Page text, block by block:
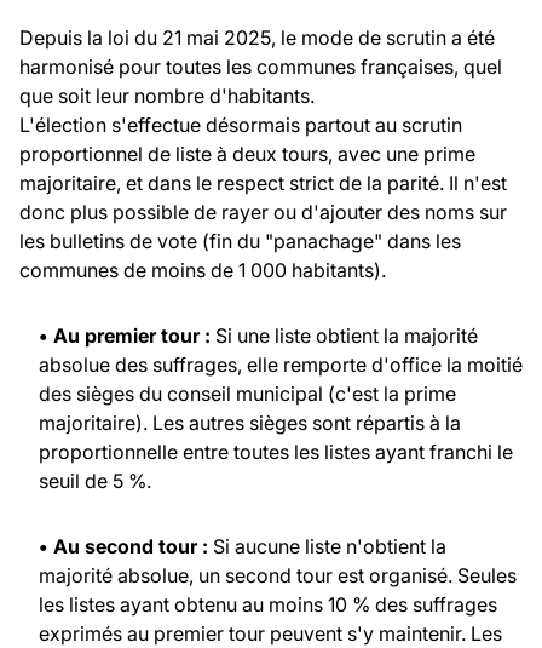
Depuis la loi du 21 mai 2025, le mode de scrutin a été
harmonisé pour toutes les communes françaises, quel
que soit leur nombre d'habitants.
L'élection s'effectue désormais partout au scrutin
proportionnel de liste à deux tours, avec une prime
majoritaire, et dans le respect strict de la parité. Il n'est
donc plus possible de rayer ou d'ajouter des noms sur
les bulletins de vote (fin du "panachage" dans les
communes de moins de 1 000 habitants).
• Au premier tour : Si une liste obtient la majorité
absolue des suffrages, elle remporte d'office la moitié
des sièges du conseil municipal (c'est la prime
majoritaire). Les autres sièges sont répartis à la
proportionnelle entre toutes les listes ayant franchi le
seuil de 5 %.
• Au second tour : Si aucune liste n'obtient la
majorité absolue, un second tour est organisé. Seules
les listes ayant obtenu au moins 10 % des suffrages
exprimés au premier tour peuvent s'y maintenir. Les